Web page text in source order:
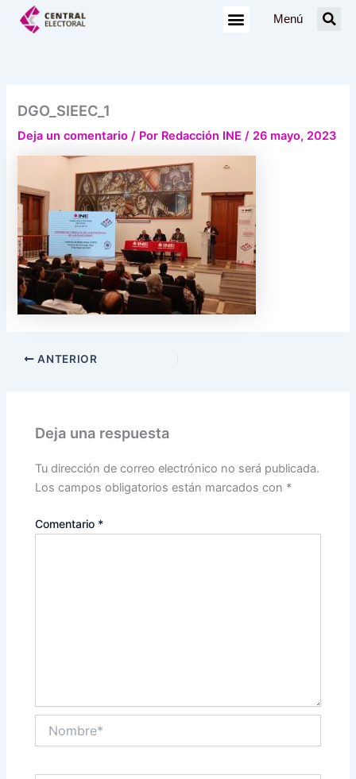
Menú
DGO_SIEEC_1
Deja un comentario / Por Redacción INE/ 26 mayo, 2023
ANTERIOR
Deja una respuesta
Tu dirección de correo electrónico no será publicada.
Los campos obligatorios están marcados con *
Comentario *